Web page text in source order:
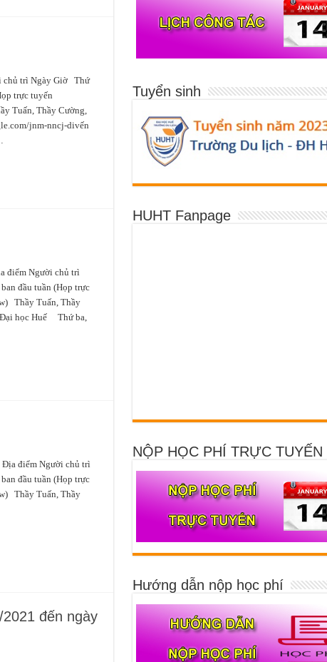
chủ trì Ngày Giờ Thứ
trực tuyến
Tuấn, Thầy Cường,
jnm-nncj-divến
Người chủ trì
đầu tuần (Họp trực
Thầy Tuấn, Thầy
học Huế Thứ ba,
Người chủ trì
đầu tuần (Họp trực
Thầy Tuấn, Thầy
đến ngày
Tuyển sinh
HUHT Fanpage
NỘP HỌC PHÍ TRỰC TUYẾN
Hướng dẫn nộp học phí